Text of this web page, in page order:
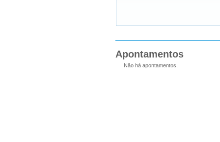
Apontamentos
Não há apontamentos.